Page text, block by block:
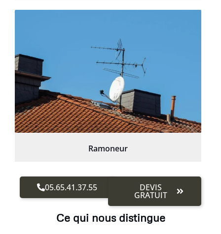
Ramoneur
05.65.41.37.55 DEVIS
GRATUIT
Ce qui nous distingue